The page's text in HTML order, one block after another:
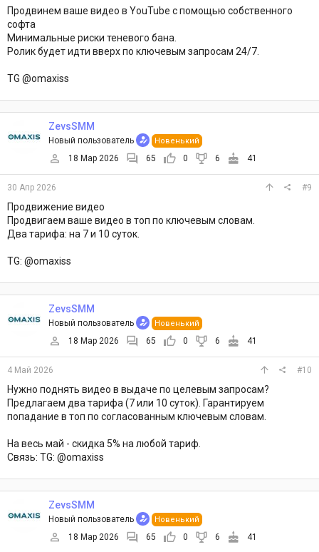
Продвинем ваше видео в YouTube с помощью собственного
софта
Минимальные риски теневого бана.
Ролик будет идти вверх по ключевым запросам 24/7.
TG @omaxiss
ZevsSMM
Новый пользователь Новенький
18 Мар 2026 65 0 6 41
30 Апр 2026 #9
Продвижение видео
Продвигаем ваше видео в топ по ключевым словам.
Два тарифа: на 7 и 10 суток.
TG: @omaxiss
ZevsSMM
Новый пользователь Новенький
18 Мар 2026 65 0 6 41
4 Май 2026 #10
Нужно поднять видео в выдаче по целевым запросам?
Предлагаем два тарифа (7 или 10 суток). Гарантируем
попадание в топ по согласованным ключевым словам.
На весь май - скидка 5% на любой тариф.
Связь: TG: @omaxiss
ZevsSMM
Новый пользователь Новенький
18 Мар 2026 65 0 6 41